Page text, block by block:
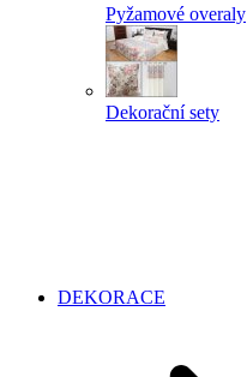
Pyžamové overaly
Dekorační sety
DEKORACE